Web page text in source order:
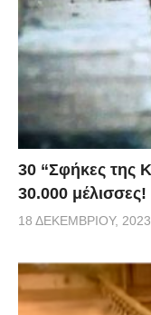
30 “Σφήκες της
30.000 μέλισσες!
18 ΔΕΚΕΜΒΡΊΟΥ, 2023